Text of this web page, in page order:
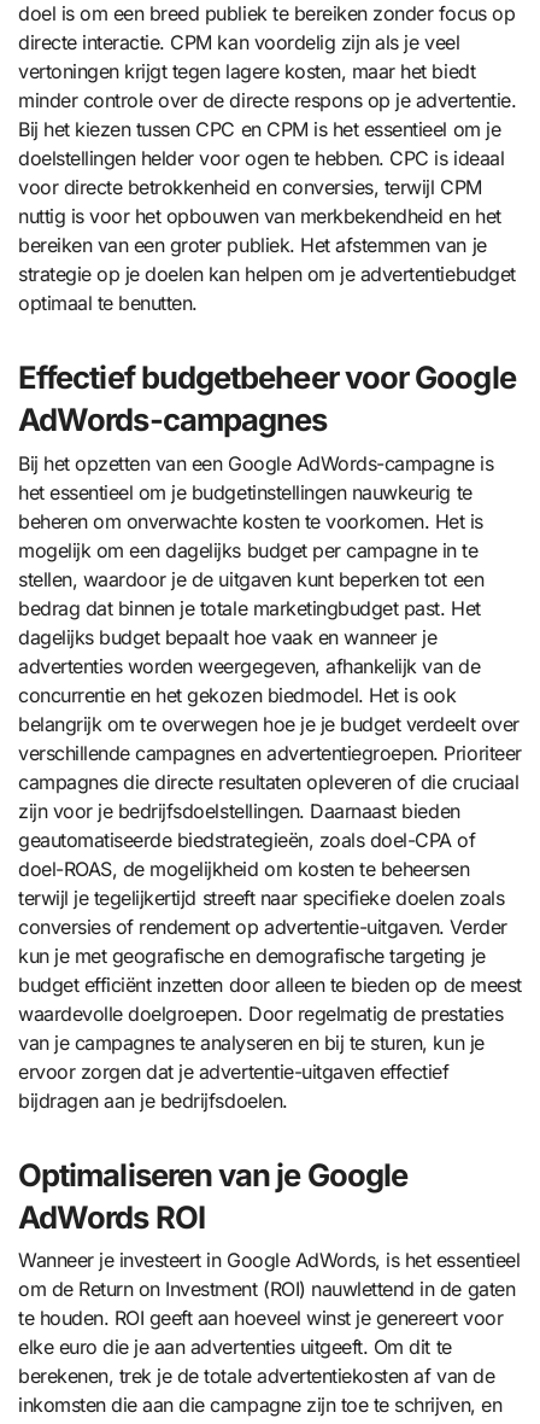
doel is om een breed publiek te bereiken zonder focus op
directe interactie. CPM kan voordelig zijn als je veel
vertoningen krijgt tegen lagere kosten, maar het biedt
minder controle over de directe respons op je advertentie.
Bij het kiezen tussen CPC en CPM is het essentieel om je
doelstellingen helder voor ogen te hebben. CPC is ideaal
voor directe betrokkenheid en conversies, terwijl CPM
nuttig is voor het opbouwen van merkbekendheid en het
bereiken van een groter publiek. Het afstemmen van je
strategie op je doelen kan helpen om je advertentiebudget
optimaal te benutten.
Effectief budgetbeheer voor Google
AdWords-campagnes
Bij het opzetten van een Google AdWords-campagne is
het essentieel om je budgetinstellingen nauwkeurig te
beheren om onverwachte kosten te voorkomen. Het is
mogelijk om een dagelijks budget per campagne in te
stellen, waardoor je de uitgaven kunt beperken tot een
bedrag dat binnen je totale marketingbudget past. Het
dagelijks budget bepaalt hoe vaak en wanneer je
advertenties worden weergegeven, afhankelijk van de
concurrentie en het gekozen biedmodel. Het is ook
belangrijk om te overwegen hoe je je budget verdeelt over
verschillende campagnes en advertentiegroepen. Prioriteer
campagnes die directe resultaten opleveren of die cruciaal
zijn voor je bedrijfsdoelstellingen. Daarnaast bieden
geautomatiseerde biedstrategieën, zoals doel-CPA of
doel-ROAS, de mogelijkheid om kosten te beheersen
terwijl je tegelijkertijd streeft naar specifieke doelen zoals
conversies of rendement op advertentie-uitgaven. Verder
kun je met geografische en demografische targeting je
budget efficiënt inzetten door alleen te bieden op de meest
waardevolle doelgroepen. Door regelmatig de prestaties
van je campagnes te analyseren en bij te sturen, kun je
ervoor zorgen dat je advertentie-uitgaven effectief
bijdragen aan je bedrijfsdoelen.
Optimaliseren van je Google
AdWords ROI
Wanneer je investeert in Google AdWords, is het essentieel
om de Return on Investment (ROI) nauwlettend in de gaten
te houden. ROI geeft aan hoeveel winst je genereert voor
elke euro die je aan advertenties uitgeeft. Om dit te
berekenen, trek je de totale advertentiekosten af van de
inkomsten die aan die campagne zijn toe te schrijven, en